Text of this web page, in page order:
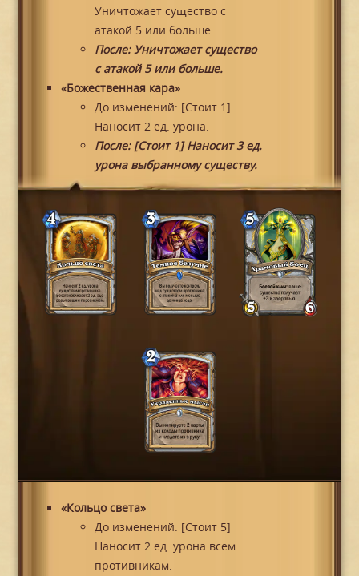
Уничтожает существо с
атакой 5 или больше.
После: Уничтожает существо
с атакой 5 или больше.
«Божественная кара»
До изменений: [Стоит 1]
Наносит 2 ед. урона.
После: [Стоит 1] Наносит 3 ед.
урона выбранному существу.
«Кольцо света»
До изменений: [Стоит 5]
Наносит 2 ед. урона всем
противникам.